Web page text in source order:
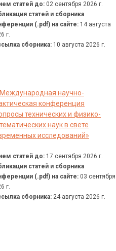
статей до: 02 сентября 2026 г.
статей и сборника
(.pdf) на сайте: 14 августа
г.
сборника: 10 августа 2026 г.
Международная научно-
конференция
технических и физико-
наук в свете
исследований»
статей до: 17 сентября 2026 г.
статей и сборника
(.pdf) на сайте: 03 сентября
г.
сборника: 24 августа 2026 г.